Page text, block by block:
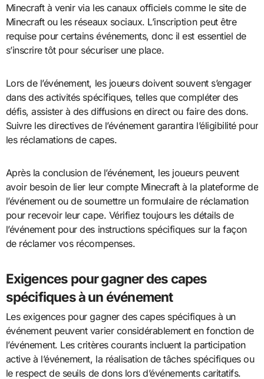
Minecraft à venir via les canaux officiels comme le site de
Minecraft ou les réseaux sociaux. L’inscription peut être
requise pour certains événements, donc il est essentiel de
s’inscrire tôt pour sécuriser une place.
Lors de l’événement, les joueurs doivent souvent s’engager
dans des activités spécifiques, telles que compléter des
défis, assister à des diffusions en direct ou faire des dons.
Suivre les directives de l’événement garantira l’éligibilité pour
les réclamations de capes.
Après la conclusion de l’événement, les joueurs peuvent
avoir besoin de lier leur compte Minecraft à la plateforme de
l’événement ou de soumettre un formulaire de réclamation
pour recevoir leur cape. Vérifiez toujours les détails de
l’événement pour des instructions spécifiques sur la façon
de réclamer vos récompenses.
Exigences pour gagner des capes
spécifiques à un événement
Les exigences pour gagner des capes spécifiques à un
événement peuvent varier considérablement en fonction de
l’événement. Les critères courants incluent la participation
active à l’événement, la réalisation de tâches spécifiques ou
le respect de seuils de dons lors d’événements caritatifs.